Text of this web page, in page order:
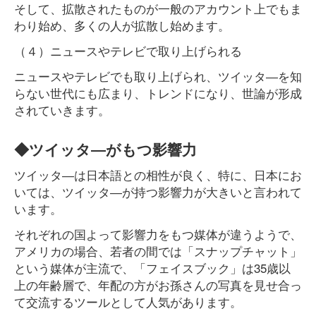
そして、拡散されたものが一般のアカウント上でもま
わり始め、多くの人が拡散し始めます。
（４）ニュースやテレビで取り上げられる
ニュースやテレビでも取り上げられ、ツイッタ―を知
らない世代にも広まり、トレンドになり、世論が形成
されていきます。
◆ツイッタ―がもつ影響力
ツイッタ―は日本語との相性が良く、特に、日本にお
いては、ツイッタ―が持つ影響力が大きいと言われて
います。
それぞれの国よって影響力をもつ媒体が違うようで、
アメリカの場合、若者の間では「スナップチャット」
という媒体が主流で、「フェイスブック」は35歳以
上の年齢層で、年配の方がお孫さんの写真を見せ合っ
て交流するツールとして人気があります。